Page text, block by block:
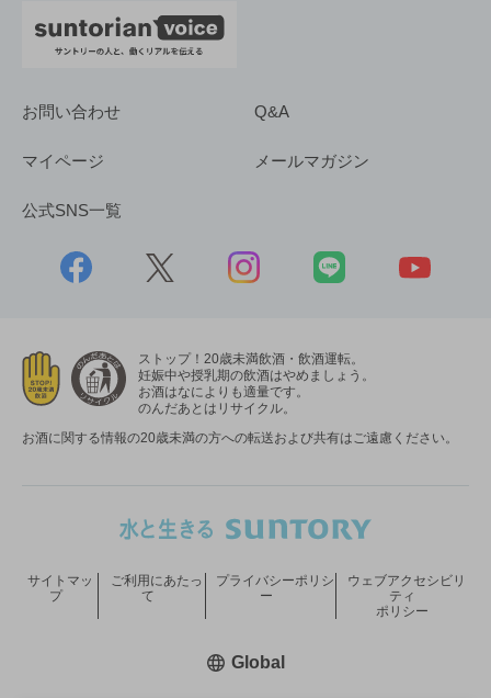
お問い合わせ Q&A
マイページ メールマガジン
公式SNS一覧
ストップ！20歳未満飲酒・飲酒運転。
妊娠中や授乳期の飲酒はやめましょう。
お酒はなによりも適量です。
のんだあとはリサイクル。
お酒に関する情報の20歳未満の方への転送および共有はご遠慮ください。
サイトマッ
プ
ご利用にあたっ
て
プライバシーポリシ
ー
ウェブアクセシビリ
ティ
ポリシー
Global新しいウィンドウで開く